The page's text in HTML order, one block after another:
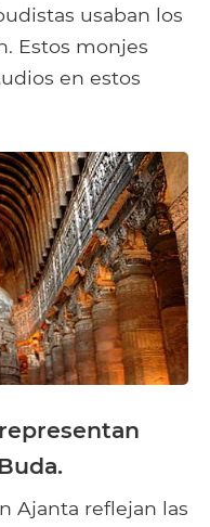
usaban los
Estos monjes
en estos
Ajanta reflejan las